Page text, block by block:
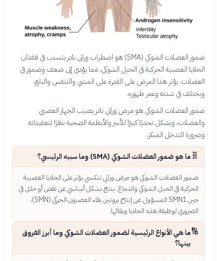
ضمور العضلات الشوكي (SMA) هو اضطراب وراثي نادر يتسبب في فقدان
الخلايا العصبية الحركية في الحبل الشوكي، مما يؤدي إلى ضعف وضمور في
العضلات. يؤثر هذا المرض على القدرة على المشي والتنفس والبلع،
ويختلف في شدته وعمر ظهوره.
ضمور العضلات الشوكي هو مرض وراثي نادر يصيب الجهاز العصبي
والعضلات، ويشكل تحديًا كبيرًا للأسر والأنظمة الصحية نظرًا لتعقيداته
وضرورة التدخل المبكر.
🧬 ما هو ضمور العضلات الشوكي (SMA) وما سببه الرئيسي؟
ضمور العضلات الشوكي هو مرض وراثي تنكسي يؤثر على الخلايا العصبية
الحركية في الحبل الشوكي والدماغ. ينتج بشكل أساسي عن نقص أو خلل في
جين SMN1 المسؤول عن إنتاج بروتين بقاء العصبون الحركي (SMN)،
الضروري لوظيفة هذه الخلايا وبقائها.
🔢ما هي الأنواع الرئيسية لضمور العضلات الشوكي وما أبرز الفروق
بينها؟